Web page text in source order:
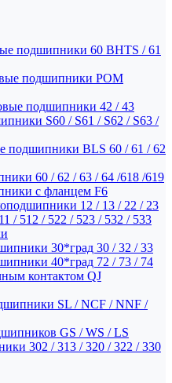
подшипники 60 BHTS / 61
подшипники POM
подшипники 42 / 43
S60 / S61 / S62 / S63 /
подшипники BLS 60 / 61 / 62
60 / 62 / 63 / 64 /618 /619
с фланцем F6
12 / 13 / 22 / 23
/ 512 / 522 / 523 / 532 / 533
30*град 30 / 32 / 33
40*град 72 / 73 / 74
контактом QJ
SL / NCF / NNF /
GS / WS / LS
302 / 313 / 320 / 322 / 330